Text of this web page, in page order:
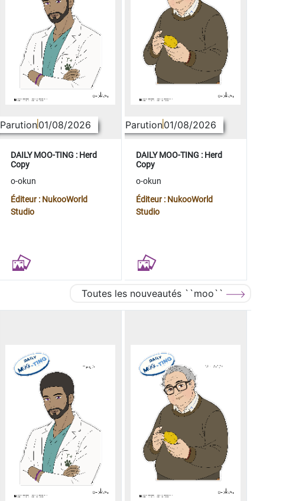
Parution01/08/2026
DAILY MOO-TING : Herd
Copy
o-okun
Éditeur : NukooWorld
Studio
Parution01/08/2026
DAILY MOO-TING : Herd
Copy
o-okun
Éditeur : NukooWorld
Studio
Toutes les nouveautés ``moo``